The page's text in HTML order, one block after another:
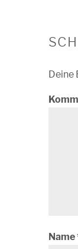
Deine
Name